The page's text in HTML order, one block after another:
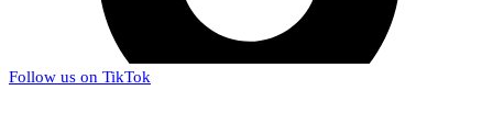
Follow us on TikTok